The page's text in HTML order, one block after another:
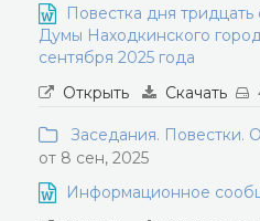
Повестка дня
Думы Находкинского
сентября 2025 года
Открыть
Скачать
Заседания. Повестки.
от 8 сен, 2025
Информационное